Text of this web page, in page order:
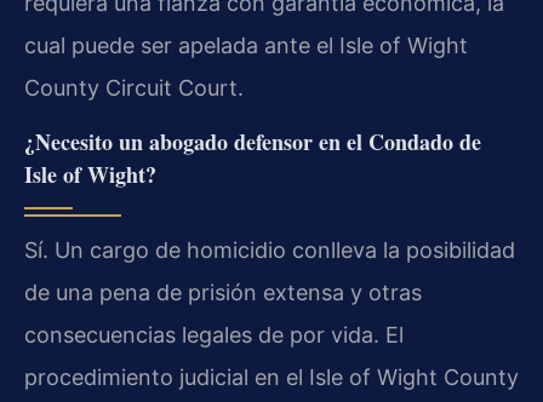
cual puede ser apelada ante el Isle of Wight
County Circuit Court.
¿Necesito un abogado defensor en el Condado de
Isle of Wight?
Sí. Un cargo de homicidio conlleva la posibilidad
de una pena de prisión extensa y otras
consecuencias legales de por vida. El
procedimiento judicial en el Isle of Wight County